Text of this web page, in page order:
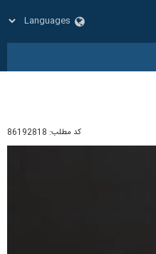
کد مطلب: 86192818